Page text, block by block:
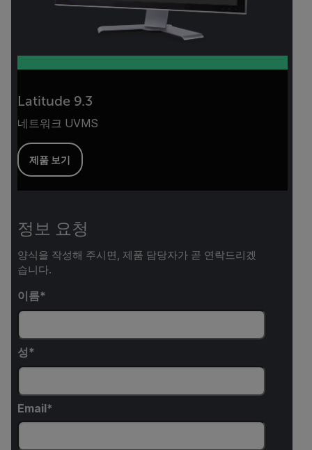
Latitude 9.3
네트워크 UVMS
제품 보기
정보 요청
양식을 작성해 주시면, 제품 담당자가 곧 연락드리겠
습니다.
이름
성
Email